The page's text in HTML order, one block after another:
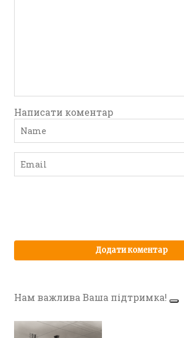
Написати коментар
Нам важлива Ваша підтримка!